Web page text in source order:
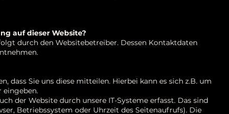
auf dieser Website?
durch den Websitebetreiber. Dessen Kontaktdaten
dass Sie uns diese mitteilen. Hierbei kann es sich z.B. um
eingeben.
der Website durch unsere IT-Systeme erfasst. Das sind
Betriebssystem oder Uhrzeit des Seitenaufrufs). Die